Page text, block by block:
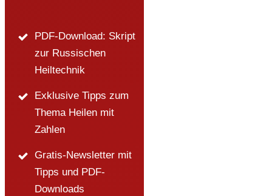
PDF-Download: Skript
zur Russischen
Heiltechnik
Exklusive Tipps zum
Thema Heilen mit
Zahlen
Gratis-Newsletter mit
Tipps und PDF-
Downloads